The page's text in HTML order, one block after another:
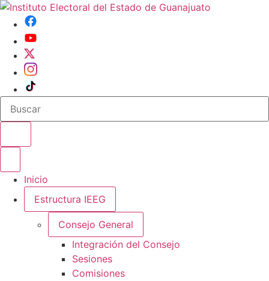
Buscar en el sitio
Inicio
Estructura IEEG
Consejo General
Integración del Consejo
Sesiones
Comisiones